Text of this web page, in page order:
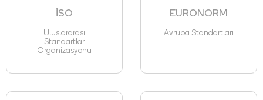
İSO
Uluslararası
Standartlar
Organizasyonu
EURONORM
Avrupa Standartları